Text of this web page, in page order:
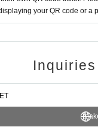
your QR code or